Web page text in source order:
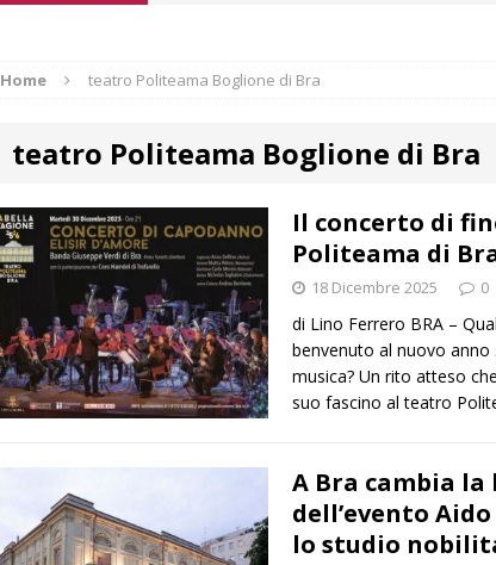
[ 6 Agosto 2026 ]
Bra e Boschetto piangono
[ 6 Agosto 2026 ]
Vezza d’Alba, finisce con
rotonda: giovane in ospedale
CRONACA
[ 6 Agosto 2026 ]
numero
ALTRE NOTIZIE
[ 6 Agosto 2026 ]
Piemonte punta
[ 6 Agosto 2026 ]
Dimissioni in Consiglio
«Nessun conflitto d’interessi»
ALBA
[ 7 Agosto 2026 ]
​Dal Perù a Bra, fino al
Home teatro Politeama Boglione di Bra
teatro Politeama Boglione di Bra
Il concerto di
Politeama di
18 Dicembre 2025 0
di Lino Ferrero BRA –
benvenuto al nuovo anno
musica? Un rito atteso
suo fascino al teatro
A Bra cambia
dell’evento
lo studio